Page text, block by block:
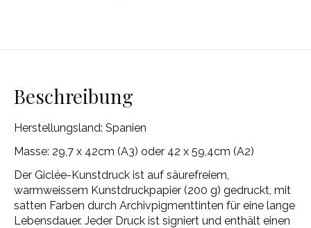
Beschreibung
Herstellungsland: Spanien
Masse: 29,7 x 42cm (A3) oder 42 x 59,4cm (A2)
Der Giclée-Kunstdruck ist auf säurefreiem,
warmweissem Kunstdruckpapier (200 g) gedruckt, mit
satten Farben durch Archivpigmenttinten für eine lange
Lebensdauer. Jeder Druck ist signiert und enthält einen